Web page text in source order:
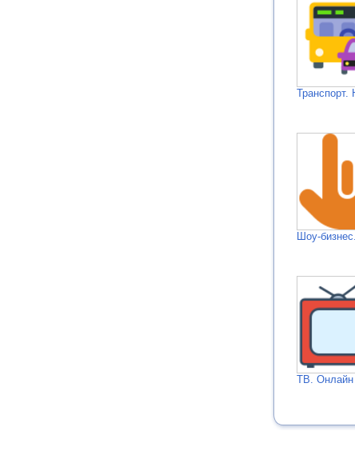
Транспорт.
Шоу-
ТВ. Онлайн